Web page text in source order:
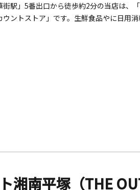
駅」5番出口から徒歩約2分の当店は、
ウントストア」です。生鮮食品やに日用